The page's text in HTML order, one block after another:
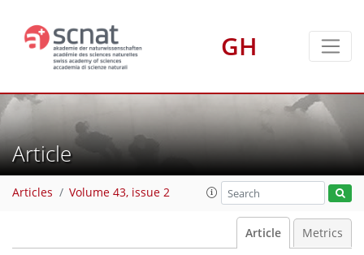
GH
Article
Articles Volume 43, issue 2
Article Metrics